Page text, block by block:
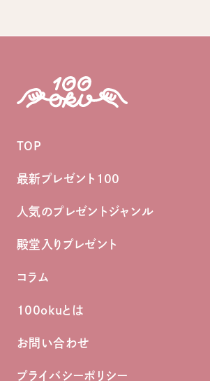
TOP
最新プレゼント100
人気のプレゼントジャンル
殿堂入りプレゼント
コラム
100okuとは
お問い合わせ
プライバシーポリシー